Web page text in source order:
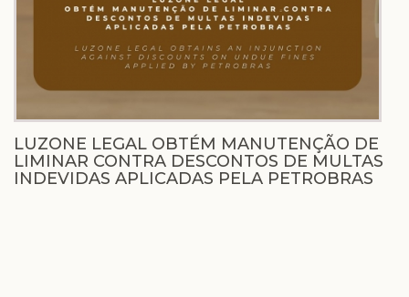
LUZONE LEGAL OBTÉM MANUTENÇÃO DE
LIMINAR CONTRA DESCONTOS DE MULTAS
INDEVIDAS APLICADAS PELA PETROBRAS